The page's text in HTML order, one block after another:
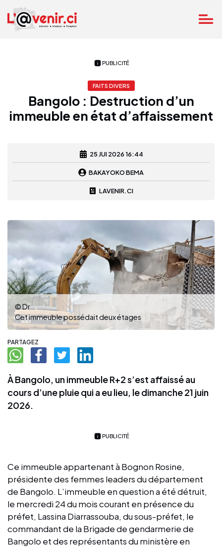
PUBLICITÉ
FAITS DIVERS
Bangolo : Destruction d’un
immeuble en état d’affaissement
25 JUI 2026 16:44
BAKAYOKO BEMA
LAVENIR.CI
© Dr
Cet immeuble possédait deux étages
PARTAGEZ
À Bangolo, un immeuble R+2 s’est affaissé au
cours d’une pluie qui a eu lieu, le dimanche 21 juin
2026.
PUBLICITÉ
Ce immeuble appartenant à Bognon Rosine,
présidente des femmes leaders du département
de Bangolo. L’immeuble en question a été détruit,
le mercredi 24 du mois courant en présence du
préfet, Lassina Diarrassouba, du sous-préfet, le
commandant de la Brigade de gendarmerie de
Bangolo et des représentants du ministère en